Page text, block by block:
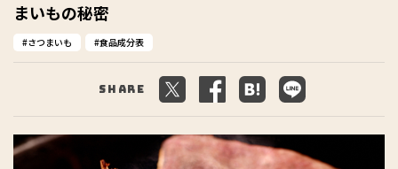
まいもの秘密
さつまいも 食品成分表
Share